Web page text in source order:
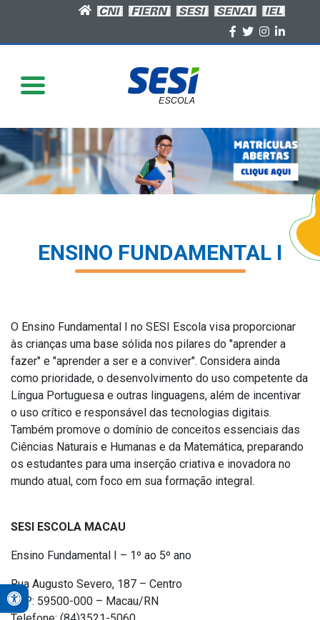
A+
Open toolbar
ENSINO FUNDAMENTAL I
O Ensino Fundamental I no SESI Escola visa proporcionar
às crianças uma base sólida nos pilares do "aprender a
fazer" e "aprender a ser e a conviver". Considera ainda
como prioridade, o desenvolvimento do uso competente da
Língua Portuguesa e outras linguagens, além de incentivar
o uso crítico e responsável das tecnologias digitais.
Também promove o domínio de conceitos essenciais das
Ciências Naturais e Humanas e da Matemática, preparando
os estudantes para uma inserção criativa e inovadora no
mundo atual, com foco em sua formação integral.
SESI ESCOLA MACAU
Ensino Fundamental I – 1º ao 5º ano
Rua Augusto Severo, 187 – Centro
CEP: 59500-000 – Macau/RN